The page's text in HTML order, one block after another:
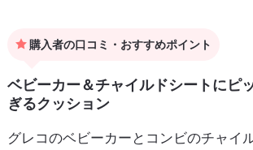
購入者の口コミ・おすすめポイント
ベビーカー＆チャイルドシートにピ
ぎるクッション
グレコのベビーカーとコンビのチャイ